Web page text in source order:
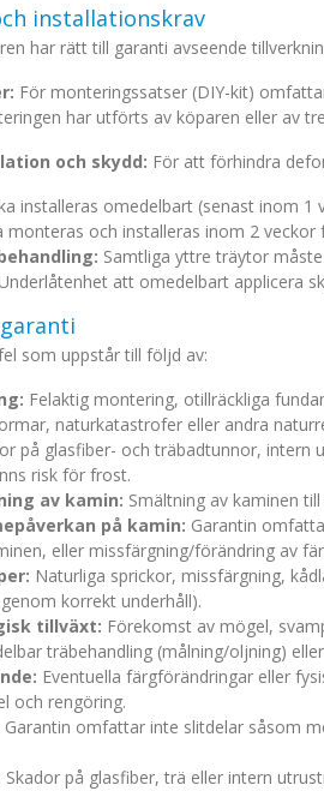
installationskrav
har rätt till garanti avseende
För monteringssatser (DIY-kit)
har utförts av köparen eller av
och skydd: För att förhindra
installeras omedelbart (senast inom 1
monteras och installeras inom 2 veckor
Samtliga yttre träytor
att omedelbart applicera
som uppstår till följd av:
Felaktig montering, otillräckliga
naturkatastrofer eller andra
på glasfiber- och träbadtunnor,
risk för frost.
av kamin: Smältning av kaminen
på kamin: Garantin
eller missfärgning/förändring av
Naturliga sprickor, missfärgning,
korrekt underhåll).
tillväxt: Förekomst av mögel,
träbehandling (målning/oljning)
Eventuella färgförändringar eller
och rengöring.
Garantin omfattar inte slitdelar såsom
Skador på glasfiber, trä eller intern